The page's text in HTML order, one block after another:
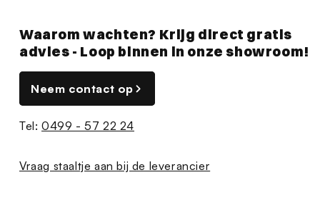
Waarom wachten? Krijg direct gratis
advies - Loop binnen in onze showroom!
Neem contact op
Tel:0499 - 57 22 24
Vraag staaltje aan bij de leverancier